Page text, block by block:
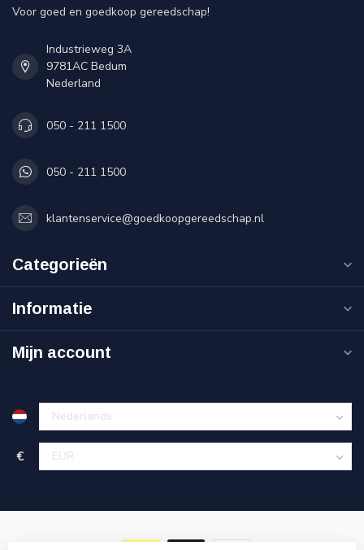
Voor goed en goedkoop gereedschap!
Industrieweg 3A
9781AC Bedum
Nederland
050 - 211 1500
050 - 211 1500
klantenservice@goedkoopgereedschap.nl
Categorieën
Informatie
Mijn account
€